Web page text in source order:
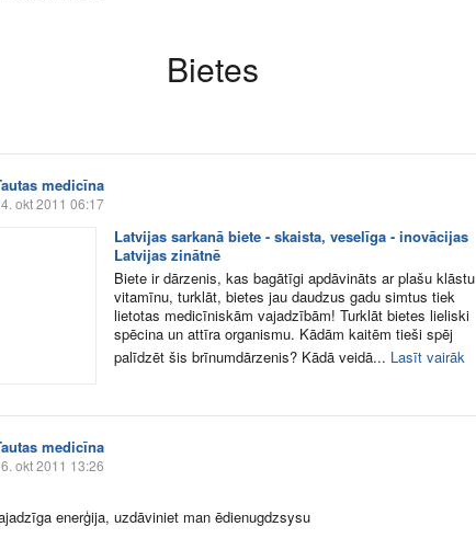
Bietes
medicīna
okt 2011 06:17
Latvijas sarkanā biete - skaista, veselīga - inovācijas
Latvijas zinātnē
Biete ir dārzenis, kas bagātīgi apdāvināts ar plašu klāstu
vitamīnu, turklāt, bietes jau daudzus gadu simtus tiek
lietotas medicīniskām vajadzībām! Turklāt bietes lieliski
spēcina un attīra organismu. Kādām kaitēm tieši spēj
palīdzēt šis brīnumdārzenis? Kādā veidā... Lasīt vairāk
medicīna
okt 2011 13:26
enerģija, uzdāviniet man ēdienugdzsysu